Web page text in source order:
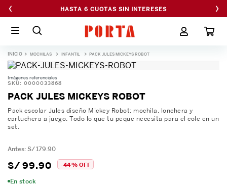
‹ HASTA 50% OFF EN CYBERPORTA ›
MOCHILAS INFANTIL PACK JULES MICKEYS ROBOT
Imágenes referenciales
SKU: 0000033868
PACK JULES MICKEYS ROBOT
Pack escolar Jules diseño Mickey Robot: mochila, lonchera y
cartuchera a juego. Todo lo que tu peque necesita para el cole en un
set.
S/179.90
S/ 99.90 -44 % OFF
En stock